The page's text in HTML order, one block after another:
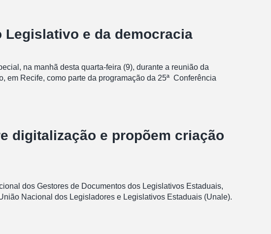
Legislativo e da democracia
na manhã desta quarta-feira (9), durante a reunião da
Recife, como parte da programação da 25ª Conferência
digitalização e propõem criação
dos Gestores de Documentos dos Legislativos Estaduais,
Nacional dos Legisladores e Legislativos Estaduais (Unale).